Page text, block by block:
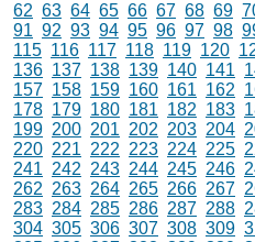
62 63 64 65 66 67 68 69
91 92 93 94 95 96 97 98
115 116 117 118 119 120
136 137 138 139 140 141
157 158 159 160 161 162
178 179 180 181 182 183
199 200 201 202 203 204
220 221 222 223 224 225
241 242 243 244 245 246
262 263 264 265 266 267
283 284 285 286 287 288
304 305 306 307 308 309